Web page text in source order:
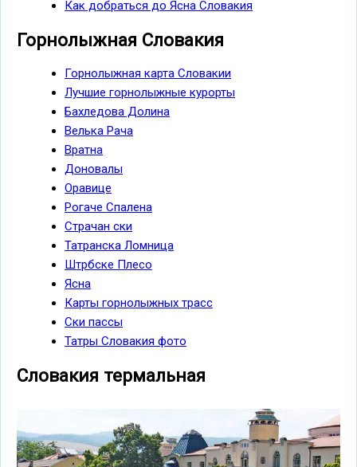
Как добраться до Ясна Словакия
Горнолыжная Словакия
Горнолыжная карта Словакии
Лучшие горнолыжные курорты
Бахледова Долина
Велька Рача
Вратна
Доновалы
Оравице
Рогаче Спалена
Страчан ски
Татранска Ломница
Штрбске Плесо
Ясна
Карты горнолыжных трасс
Ски пассы
Татры Словакия фото
Словакия термальная